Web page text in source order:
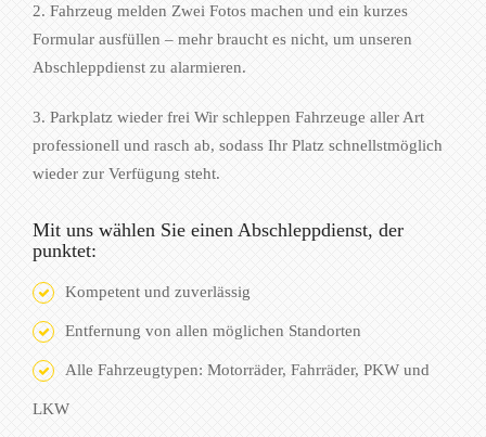
2. Fahrzeug melden Zwei Fotos machen und ein kurzes
Formular ausfüllen – mehr braucht es nicht, um unseren
Abschleppdienst zu alarmieren.
3. Parkplatz wieder frei Wir schleppen Fahrzeuge aller Art
professionell und rasch ab, sodass Ihr Platz schnellstmöglich
wieder zur Verfügung steht.
Mit uns wählen Sie einen Abschleppdienst, der
punktet:
Kompetent und zuverlässig
Entfernung von allen möglichen Standorten
Alle Fahrzeugtypen: Motorräder, Fahrräder, PKW und
LKW